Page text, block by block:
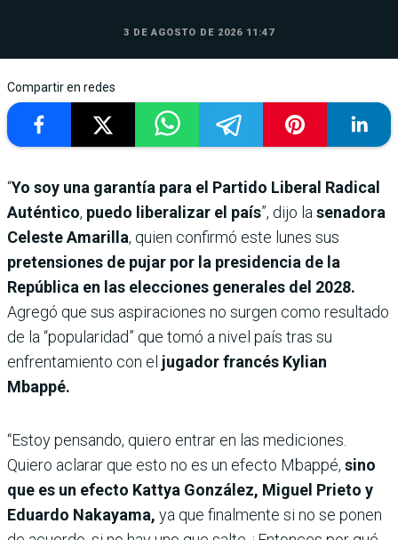
3 DE AGOSTO DE 2026 11:47
Compartir en redes
“Yo soy una garantía para el Partido Liberal Radical
Auténtico, puedo liberalizar el país”, dijo lasenadora
Celeste Amarilla, quien confirmó este lunes sus
pretensiones de pujar por la presidencia de la
República en las elecciones generales del 2028.
Agregó que sus aspiraciones no surgen como resultado
de la “popularidad” que tomó a nivel país tras su
enfrentamiento con el jugador francés Kylian
Mbappé.
“Estoy pensando, quiero entrar en las mediciones.
Quiero aclarar que esto no es un efecto Mbappé, sino
que es un efecto Kattya González, Miguel Prieto y
Eduardo Nakayama, ya que finalmente si no se ponen